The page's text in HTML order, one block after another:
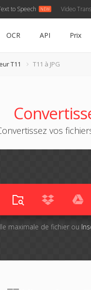
to Speech Video
OCR API Prix
T11 T11 à JPG
vos
maximale de fichier ou